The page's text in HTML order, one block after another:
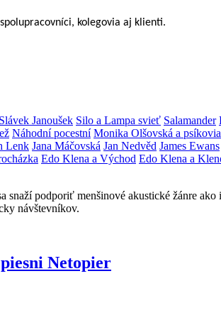
kolegovia aj klienti.
Slávek Janoušek Silo a Lampa svieť Salamander
Náhodní pocestní Monika Olšovská a
Lenk Jana Máčovská Jan Nedvěd James Ewans
Edo Klena a Východ Edo Klena a
podporiť menšinové akustické žánre
návštevníkov.
Netopier